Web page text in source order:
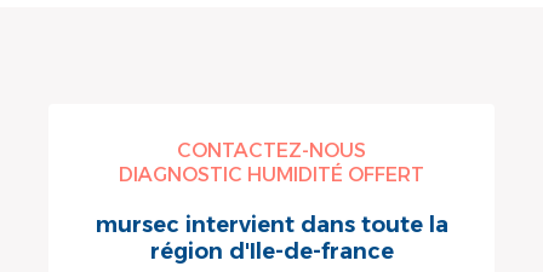
CONTACTEZ-NOUS
DIAGNOSTIC HUMIDITÉ OFFERT
mursec intervient dans toute la
région d'Ile-de-france